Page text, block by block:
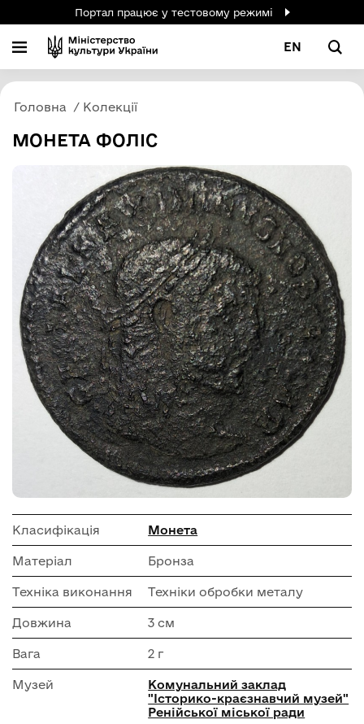
Портал працює у тестовому режимі
EN
Головна Колекції
МОНЕТА ФОЛІС
Класифікація Монета
Матеріал Бронза
Техніка виконання Техніки обробки металу
Довжина 3 см
Вага 2 г
Музей
Комунальний заклад
"Історико-краєзнавчий музей"
Ренійської міської ради